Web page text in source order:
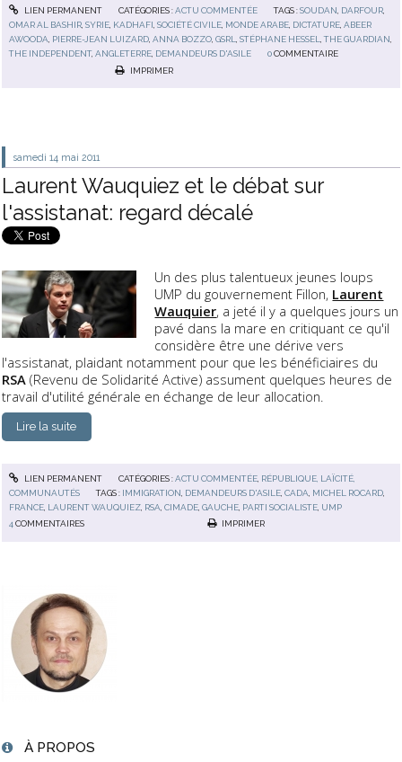
À PROPOS
LIEN PERMANENT CATÉGORIES :ACTU COMMENTÉE TAGS :SOUDAN, DARFOUR,
OMAR AL BASHIR,SYRIE, KADHAFI,SOCIÉTÉ CIVILE, MONDE ARABE, DICTATURE,ABEER
AWOODA, PIERRE-JEAN LUIZARD,ANNA BOZZO,GSRL,STÉPHANE HESSEL,THE GUARDIAN,
THE INDEPENDENT,ANGLETERRE, DEMANDEURS D'ASILE 0 COMMENTAIRE
IMPRIMER
samedi 14 mai 2011
Laurent Wauquiez et le débat sur
l'assistanat: regard décalé
Un des plus talentueux jeunes loups
UMP du gouvernement Fillon, Laurent
Wauquier, a jeté il y a quelques jours un
pavé dans la mare en critiquant ce qu'il
considère être une dérive vers
l'assistanat, plaidant notamment pour que les bénéficiaires du
RSA (Revenu de Solidarité Active) assument quelques heures de
travail d'utilité générale en échange de leur allocation.
Lire la suite
LIEN PERMANENT CATÉGORIES :ACTU COMMENTÉE, RÉPUBLIQUE, LAÏCITÉ,
COMMUNAUTÉS
TAGS : IMMIGRATION DEMANDEURS D'ASILE ,CADA MICHEL ROCARD
FRANCE LAURENT WAUQUIEZ RSA ,CIMADE ,GAUCHE PARTI SOCIALISTE UMP
4 COMMENTAIRES IMPRIMER